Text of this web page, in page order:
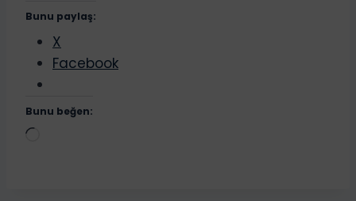
Bunu paylaş:
X
Facebook
Bunu beğen: